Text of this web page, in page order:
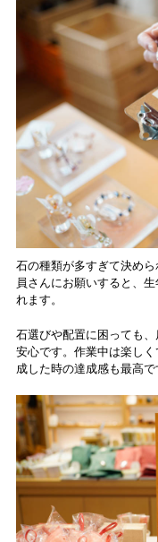
石の種類が多すぎて決め
員さんにお願いすると、
れます。
石選びや配置に困っても
安心です。作業中は楽し
成した時の達成感も最高で